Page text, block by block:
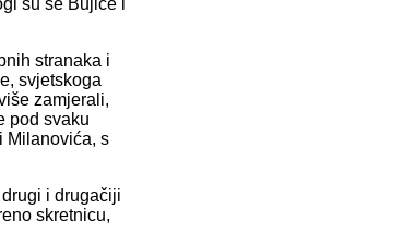
stranaka i
svjetskoga
zamjerali,
pod svaku
Milanovića, s
i drugačiji
skretnicu,